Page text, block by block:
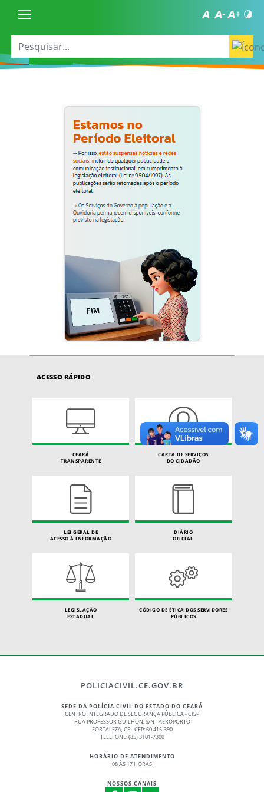
ACESSO RÁPIDO
CEARÁ
TRANSPARENTE
CARTA DE SERVIÇOS
DO CIDADÃO
LEI GERAL DE
ACESSO À INFORMAÇÃO
DIÁRIO
OFICIAL
LEGISLAÇÃO
ESTADUAL
CÓDIGO DE ÉTICA DOS SERVIDORES
PÚBLICOS
POLICIACIVIL.CE.GOV.BR
SEDE DA POLÍCIA CIVIL DO ESTADO DO CEARÁ
CENTRO INTEGRADO DE SEGURANÇA PÚBLICA - CISP
RUA PROFESSOR GUILHON, S/N - AEROPORTO
FORTALEZA, CE - CEP: 60.415-390
TELEFONE: (85) 3101-7300
HORÁRIO DE ATENDIMENTO
08 ÀS 17 HORAS
NOSSOS CANAIS